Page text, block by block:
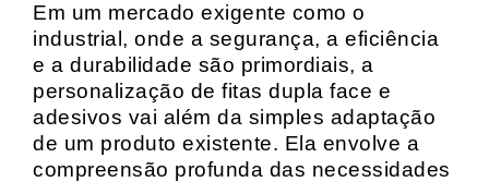
Em um mercado exigente como o
industrial, onde a segurança, a eficiência
e a durabilidade são primordiais, a
personalização de fitas dupla face e
adesivos vai além da simples adaptação
de um produto existente. Ela envolve a
compreensão profunda das necessidades